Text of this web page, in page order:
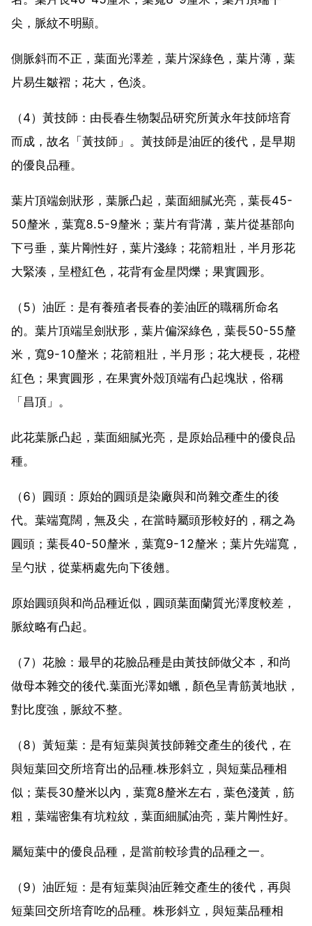
尖，脈紋不明顯。
側脈斜而不正，葉面光澤差，葉片深綠色，葉片薄，葉
片易生皺褶；花大，色淡。
（4）黃技師：由長春生物製品研究所黃永年技師培育
而成，故名「黃技師」。黃技師是油匠的後代，是早期
的優良品種。
葉片頂端劍狀形，葉脈凸起，葉面細膩光亮，葉長45-
50釐米，葉寬8.5-9釐米；葉片有背溝，葉片從基部向
下弓垂，葉片剛性好，葉片淺綠；花箭粗壯，半月形花
大緊湊，呈橙紅色，花背有金星閃爍；果實圓形。
（5）油匠：是有養殖者長春的姜油匠的職稱所命名
的。葉片頂端呈劍狀形，葉片偏深綠色，葉長50-55釐
米，寬9-10釐米；花箭粗壯，半月形；花大梗長，花橙
紅色；果實圓形，在果實外殼頂端有凸起塊狀，俗稱
「昌頂」。
此花葉脈凸起，葉面細膩光亮，是原始品種中的優良品
種。
（6）圓頭：原始的圓頭是染廠與和尚雜交產生的後
代。葉端寬闊，無及尖，在當時屬頭形較好的，稱之為
圓頭；葉長40-50釐米，葉寬9-12釐米；葉片先端寬，
呈勺狀，從葉柄處先向下後翹。
原始圓頭與和尚品種近似，圓頭葉面蘭質光澤度較差，
脈紋略有凸起。
（7）花臉：最早的花臉品種是由黃技師做父本，和尚
做母本雜交的後代.葉面光澤如蠟，顏色呈青筋黃地狀，
對比度強，脈紋不整。
（8）黃短葉：是有短葉與黃技師雜交產生的後代，在
與短葉回交所培育出的品種.株形斜立，與短葉品種相
似；葉長30釐米以內，葉寬8釐米左右，葉色淺黃，筋
粗，葉端密集有坑粒紋，葉面細膩油亮，葉片剛性好。
屬短葉中的優良品種，是當前較珍貴的品種之一。
（9）油匠短：是有短葉與油匠雜交產生的後代，再與
短葉回交所培育吃的品種。株形斜立，與短葉品種相